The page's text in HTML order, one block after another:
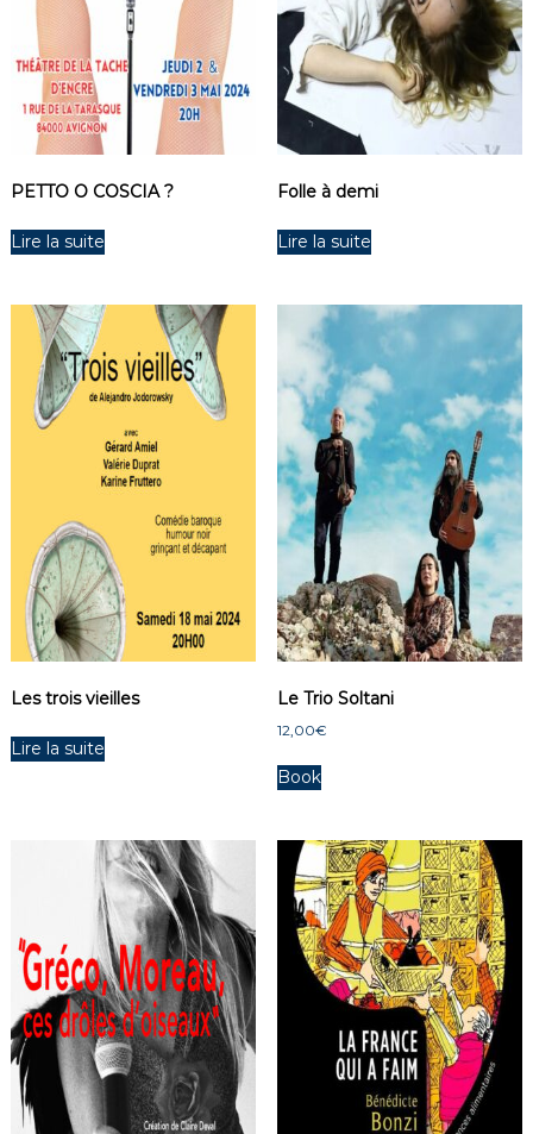
PETTO O COSCIA ?
Lire la suite
Folle à demi
Lire la suite
Les trois vieilles
Lire la suite
Le Trio Soltani
12,00€
Book